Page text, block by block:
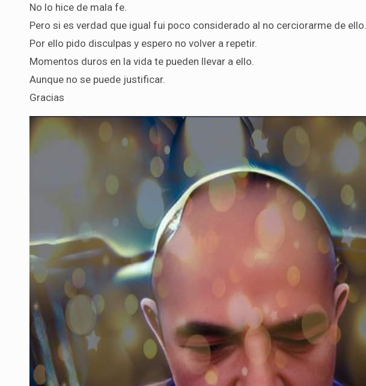
No lo hice de mala fe.
Pero si es verdad que igual fui poco considerado al no cerciorarme de ello.
Por ello pido disculpas y espero no volver a repetir.
Momentos duros en la vida te pueden llevar a ello.
Aunque no se puede justificar.
Gracias